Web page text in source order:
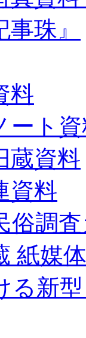
珠』
料
ート
蔵資料
資料
調査
紙媒
る新